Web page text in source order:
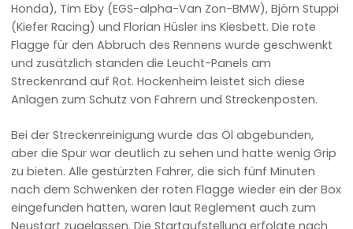
Honda), Tim Eby (EGS-alpha-Van Zon-BMW), Björn Stuppi
(Kiefer Racing) und Florian Hüsler ins Kiesbett. Die rote
Flagge für den Abbruch des Rennens wurde geschwenkt
und zusätzlich standen die Leucht-Panels am
Streckenrand auf Rot. Hockenheim leistet sich diese
Anlagen zum Schutz von Fahrern und Streckenposten.
Bei der Streckenreinigung wurde das Öl abgebunden,
aber die Spur war deutlich zu sehen und hatte wenig Grip
zu bieten. Alle gestürzten Fahrer, die sich fünf Minuten
nach dem Schwenken der roten Flagge wieder ein der Box
eingefunden hatten, waren laut Reglement auch zum